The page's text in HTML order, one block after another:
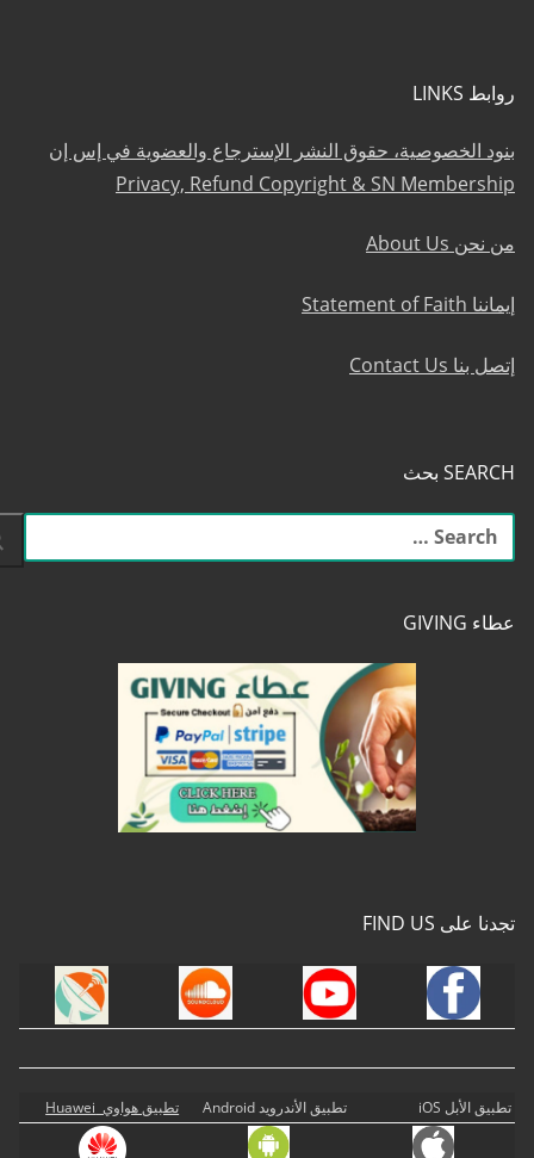
روابط LINKS
بنود الخصوصية، حقوق النشر الإسترجاع والعضوية في إس إن
Privacy, Refund Copyright & SN Membership
من نحن About Us
إيماننا Statement of Faith
إتصل بنا Contact Us
SEARCH بحث
البحث
عن:
عطاء GIVING
تجدنا على FIND US
تطبيق الأبل iOS تطبيق الأندرويد Android تطبيق هواوي Huawei